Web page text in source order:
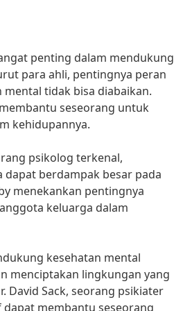
penting dalam mendukung
para ahli, pentingnya peran
tidak bisa diabaikan.
seseorang untuk
kehidupannya.
psikolog terkenal,
berdampak besar pada
menekankan pentingnya
keluarga dalam
kesehatan mental
menciptakan lingkungan yang
David Sack, seorang psikiater
membantu seseorang